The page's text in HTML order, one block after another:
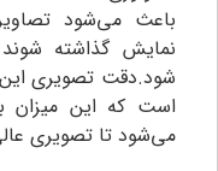
باعث می‌شود
نمایش گذاشته
است که این میزان
می‌شود تا تصویری